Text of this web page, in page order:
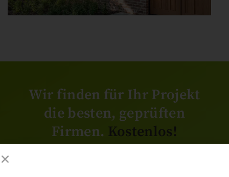
Wir finden für Ihr Projekt
die besten, geprüften
Firmen. Kostenlos!